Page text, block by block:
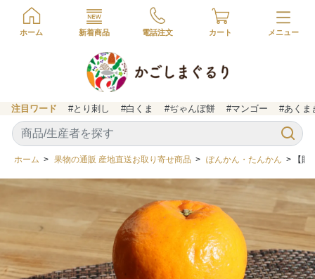
ホーム 新着商品 電話注文 カート
注目ワード #とり刺し #白くま #ぢゃんぼ餅 #マンゴー #あくま
ホーム > 果物の通販 産地直送お取り寄せ商品 > ぽんかん・たんかん > 【贈